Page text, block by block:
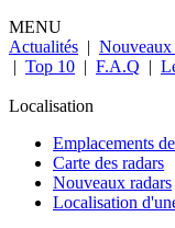
MENU
Actualités | Nouveaux
| Top 10 | F.A.Q |
Localisation
Emplacements
Carte des radars
Nouveaux radars
Localisation